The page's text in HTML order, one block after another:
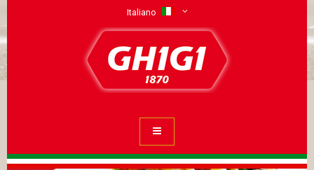
Italiano